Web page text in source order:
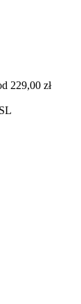
229,00 zł